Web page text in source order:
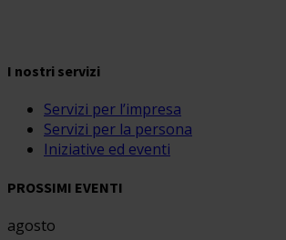
I nostri servizi
Servizi per l’impresa
Servizi per la persona
Iniziative ed eventi
PROSSIMI EVENTI
agosto